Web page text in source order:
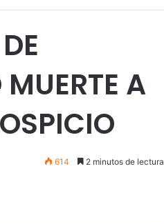
A
614 2 minutos de lectura